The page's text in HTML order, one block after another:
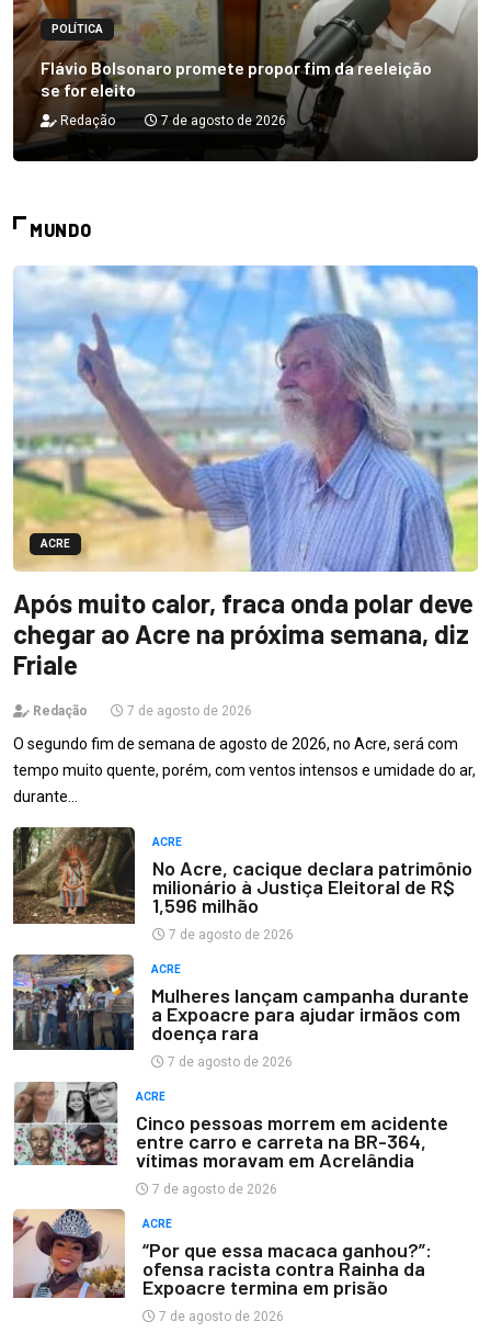
POLÍTICA
Flávio Bolsonaro promete propor fim da reeleição
se for eleito
Redação 7 de agosto de 2026
MUNDO
ACRE
Após muito calor, fraca onda polar deve
chegar ao Acre na próxima semana, diz
Friale
Redação 7 de agosto de 2026
O segundo fim de semana de agosto de 2026, no Acre, será com
tempo muito quente, porém, com ventos intensos e umidade do ar,
durante…
ACRE
No Acre, cacique declara patrimônio
milionário à Justiça Eleitoral de R$
1,596 milhão
7 de agosto de 2026
ACRE
Mulheres lançam campanha durante
a Expoacre para ajudar irmãos com
doença rara
7 de agosto de 2026
ACRE
Cinco pessoas morrem em acidente
entre carro e carreta na BR-364,
vítimas moravam em Acrelândia
7 de agosto de 2026
ACRE
“Por que essa macaca ganhou?”:
ofensa racista contra Rainha da
Expoacre termina em prisão
7 de agosto de 2026